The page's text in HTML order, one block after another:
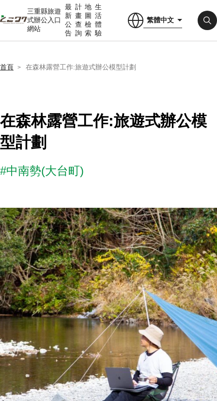
三重縣旅遊
式辦公入口
網站
最
新
公
告
計
畫
查
詢
地
圖
檢
索
生
活
體
驗
繁體中文
首頁 在森林露營工作:旅遊式辦公模型計劃
在森林露營工作:旅遊式辦公模
型計劃
#中南勢(大台町)